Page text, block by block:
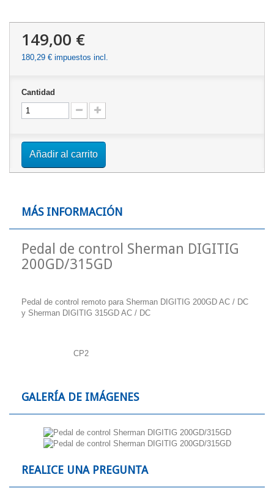
149,00 €
180,29 € impuestos incl.
Cantidad
Añadir al carrito
MÁS INFORMACIÓN
Pedal de control Sherman DIGITIG
200GD/315GD
Pedal de control remoto para Sherman DIGITIG 200GD AC / DC
y Sherman DIGITIG 315GD AC / DC
CP2
GALERÍA DE IMÁGENES
REALICE UNA PREGUNTA